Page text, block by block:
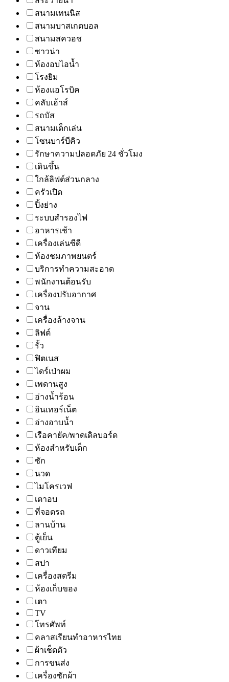
สนามเทนนิส
สนามบาสเกตบอล
สนามสควอช
ซาวน่า
ห้องอบไอน้ำ
โรงยิม
ห้องแอโรบิค
คลับเฮ้าส์
รถบัส
สนามเด็กเล่น
โซนบาร์บีคิว
รักษาความปลอดภัย 24 ชั่วโมง
เดินขึ้น
ใกล้ลิฟต์ส่วนกลาง
ครัวเปิด
ปิ้งย่าง
ระบบสำรองไฟ
อาหารเช้า
เครื่องเล่นซีดี
ห้องชมภาพยนตร์
บริการทำความสะอาด
พนักงานต้อนรับ
เครื่องปรับอากาศ
จาน
เครื่องล้างจาน
ลิฟต์
รั้ว
ฟิตเนส
ไดร์เป่าผม
เพดานสูง
อ่างน้ำร้อน
อินเทอร์เน็ต
อ่างอาบน้ำ
เรือคายัค/พาดเดิลบอร์ด
ห้องสำหรับเด็ก
ซัก
นวด
ไมโครเวฟ
เตาอบ
ที่จอดรถ
ลานบ้าน
ตู้เย็น
ดาวเทียม
สปา
เครื่องสตรีม
ห้องเก็บของ
เตา
TV
โทรศัพท์
คลาสเรียนทำอาหารไทย
ผ้าเช็ดตัว
การขนส่ง
เครื่องซักผ้า